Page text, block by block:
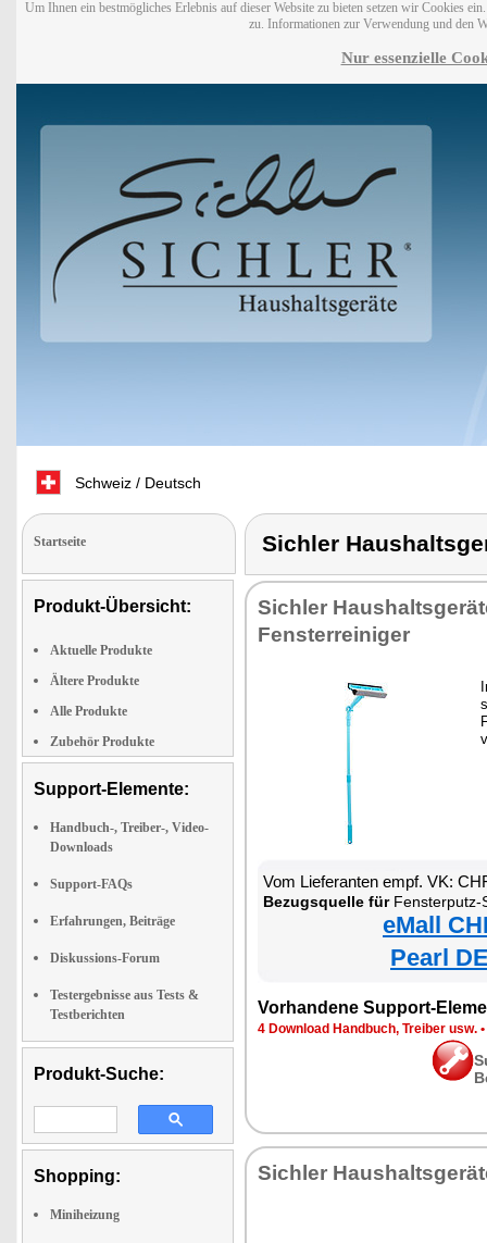
Um Ihnen ein bestmögliches Erlebnis auf dieser Website zu bieten setzen wir Cookies
zu. Informationen zur Verwendung und den
Nur essenzielle
Schweiz / Deutsch
Startseite
Produkt-Übersicht:
Aktuelle Produkte
Ältere Produkte
Alle Produkte
Zubehör Produkte
Support-Elemente:
Handbuch-, Treiber-, Video-
Downloads
Support-FAQs
Erfahrungen, Beiträge
Diskussions-Forum
Testergebnisse aus Tests &
Testberichten
Produkt-Suche:
Shopping:
Miniheizung
Sichler
Sichler
Fensterreiniger
Vom Lieferanten empf. VK:
Bezugsquelle fürFensterputz-
eMall
Pearl
Vorhandene Support-
4 Download Handbuch, Treiber usw. •
Sichler